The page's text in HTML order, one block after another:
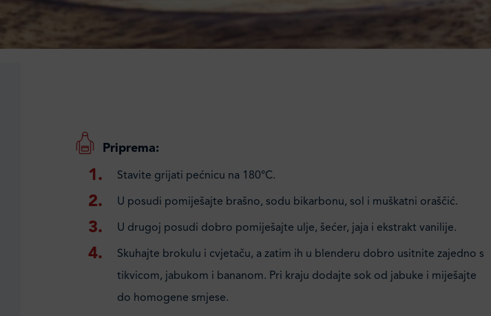
Priprema:
Stavite grijati pećnicu na 180°C.
U posudi pomiješajte brašno, sodu bikarbonu, sol i muškatni oraščić.
U drugoj posudi dobro pomiješajte ulje, šećer, jaja i ekstrakt vanilije.
Skuhajte brokulu i cvjetaču, a zatim ih u blenderu dobro usitnite zajedno s
tikvicom, jabukom i bananom. Pri kraju dodajte sok od jabuke i miješajte
do homogene smjese.